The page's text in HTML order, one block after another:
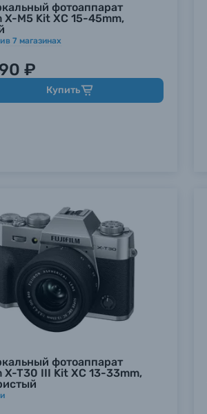
фотоаппарат
X-M5 Kit XC 15-45mm,
в 7 магазинах
₽
Купить
фотоаппарат
X-T30 III Kit XC 13-33mm,